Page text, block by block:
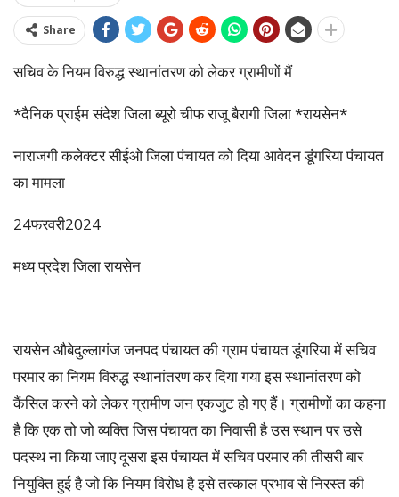
Share
सचिव के नियम विरुद्ध स्थानांतरण को लेकर ग्रामीणों मैं
*दैनिक प्राईम संदेश जिला ब्यूरो चीफ राजू बैरागी जिला *रायसेन*
नाराजगी कलेक्टर सीईओ जिला पंचायत को दिया आवेदन डूंगरिया पंचायत
का मामला
24फरवरी2024
मध्य प्रदेश जिला रायसेन
रायसेन औबेदुल्लागंज जनपद पंचायत की ग्राम पंचायत डूंगरिया में सचिव
परमार का नियम विरुद्ध स्थानांतरण कर दिया गया इस स्थानांतरण को
कैंसिल करने को लेकर ग्रामीण जन एकजुट हो गए हैं। ग्रामीणों का कहना
है कि एक तो जो व्यक्ति जिस पंचायत का निवासी है उस स्थान पर उसे
पदस्थ ना किया जाए दूसरा इस पंचायत में सचिव परमार की तीसरी बार
नियुक्ति हुई है जो कि नियम विरोध है इसे तत्काल प्रभाव से निरस्त की